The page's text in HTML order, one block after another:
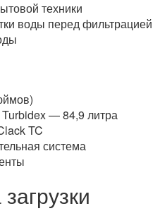
техники
воды перед фильтрацией
— 84,9 литра
TC
система